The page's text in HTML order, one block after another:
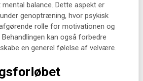
balance. Dette aspekt er
genoptræning, hvor psykisk
rolle for motivationen og
kan også forbedre
en generel følelse af velvære.